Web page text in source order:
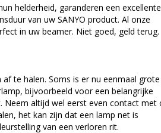
helderheid, garanderen een excellente
van uw SANYO product. Al onze
in uw beamer. Niet goed, geld terug.
te halen. Soms is er nu eenmaal grote
bijvoorbeeld voor een belangrijke
altijd wel eerst even contact met
het kan zijn dat een lamp net is
van een verloren rit.